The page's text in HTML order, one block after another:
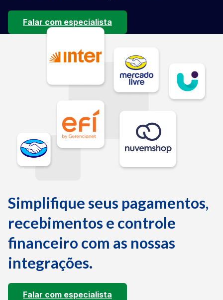
Falar com especialista
Simplifique seus pagamentos,
recebimentos e controle
financeiro com as nossas
integrações.
Falar com especialista